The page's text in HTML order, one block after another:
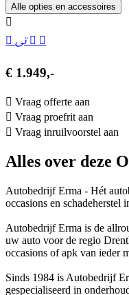
Alle opties en accessoires
€ 1.949,-
Vraag offerte aan
Vraag proefrit aan
Vraag inruilvoorstel aan
Alles over deze
Autobedrijf Erma - Hét
occasions en schadeherstel
Autobedrijf Erma is de
uw auto voor de regio
occasions of apk van ieder
Sinds 1984 is Autobedrijf
gespecialiseerd in